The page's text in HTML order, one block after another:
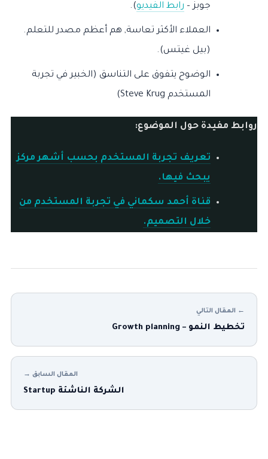
جوبز – رابط الفيديو).
العملاء الأكثر تعاسة, هم أعظم مصدر للتعلم.
(بيل غيتس).
الوضوح يتفوق على التناسق (الخبير في تجربة
المستخدم Steve Krug)
روابط مفيدة حول الموضوع:
تعريف تجربة المستخدم بحسب أشهر مركز
يبحث فيها.
قناة أحمد سكماني في تجربة المستخدم من
خلال التصميم.
← المقال التالي
تخطيط النمو – Growth planning
المقال السابق →
الشركة الناشئة Startup